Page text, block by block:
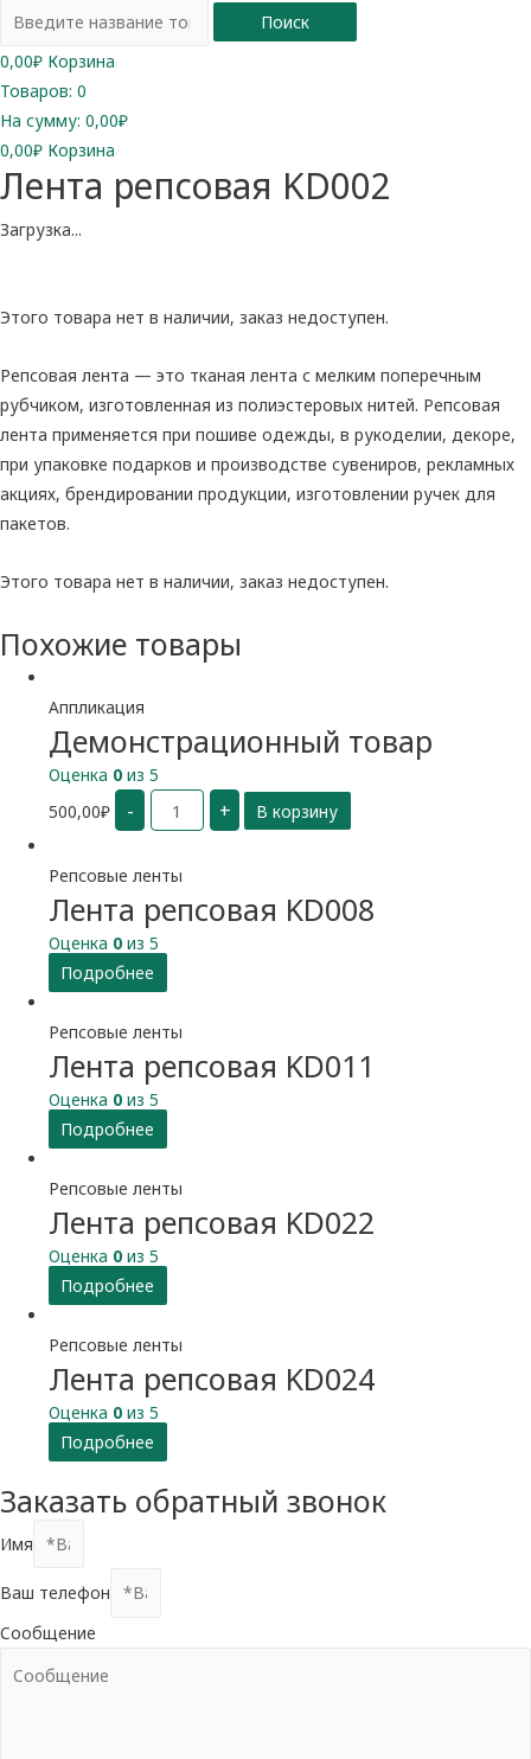
Поиск
0,00₽ Корзина
Товаров: 0
На сумму: 0,00₽
0,00₽ Корзина
Лента репсовая KD002
Загрузка...
Этого товара нет в наличии, заказ недоступен.
Репсовая лента — это тканая лента с мелким поперечным
рубчиком, изготовленная из полиэстеровых нитей. Репсовая
лента применяется при пошиве одежды, в рукоделии, декоре,
при упаковке подарков и производстве сувениров, рекламных
акциях, брендировании продукции, изготовлении ручек для
пакетов.
Этого товара нет в наличии, заказ недоступен.
Похожие товары
Аппликация
Демонстрационный товар
Оценка 0 из 5
500,00₽ -
Количество
Демонстрационный
товар
+ В корзину
Репсовые ленты
Лента репсовая KD008
Оценка 0 из 5
Подробнее
Репсовые ленты
Лента репсовая KD011
Оценка 0 из 5
Подробнее
Репсовые ленты
Лента репсовая KD022
Оценка 0 из 5
Подробнее
Репсовые ленты
Лента репсовая KD024
Оценка 0 из 5
Подробнее
Заказать обратный звонок
Имя
Ваш телефон
Сообщение